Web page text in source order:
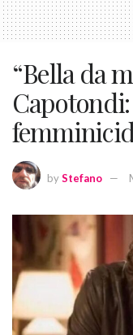
“Bella da
byStefano